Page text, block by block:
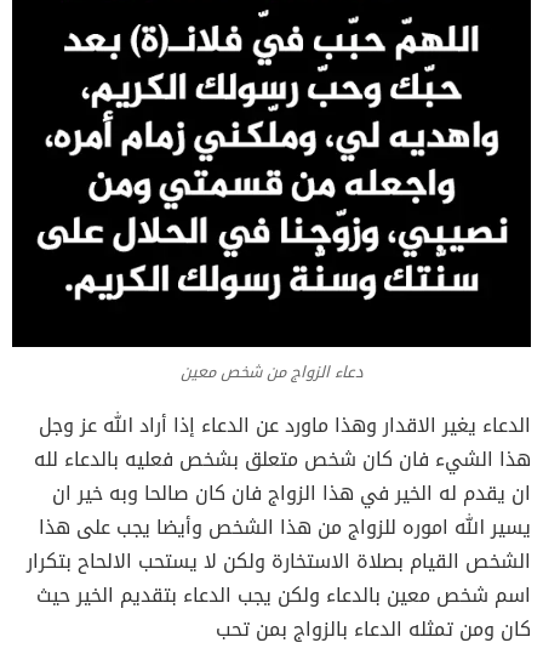
دعاء الزواج من شخص معين
الدعاء يغير الاقدار وهذا ماورد عن الدعاء إذا أراد الله عز وجل
هذا الشيء فان كان شخص متعلق بشخص فعليه بالدعاء لله
ان يقدم له الخير في هذا الزواج فان كان صالحا وبه خير ان
يسير الله اموره للزواج من هذا الشخص وأيضا يجب على هذا
الشخص القيام بصلاة الاستخارة ولكن لا يستحب الالحاح بتكرار
اسم شخص معين بالدعاء ولكن يجب الدعاء بتقديم الخير حيث
كان ومن تمثله الدعاء بالزواج بمن تحب